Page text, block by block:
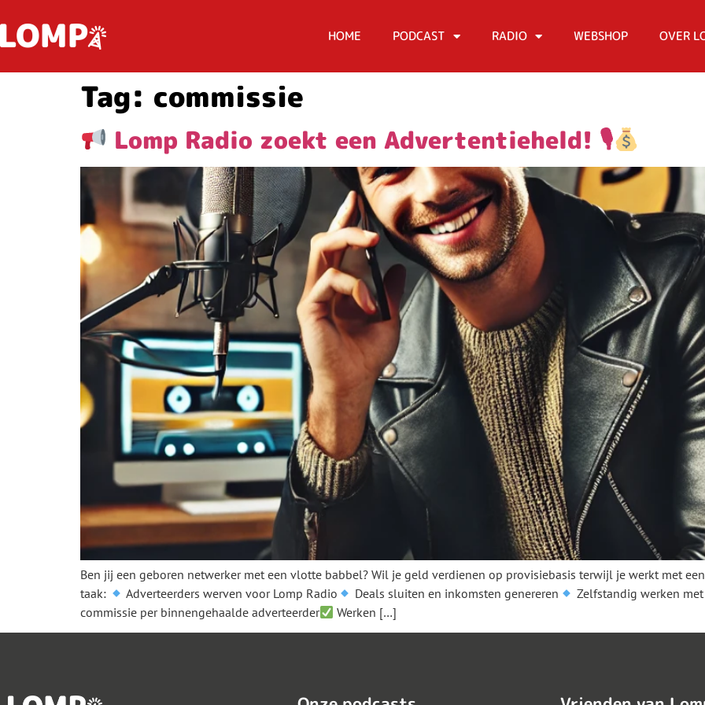
HOME PODCAST RADIO WEBSHOP OVER
Tag: commissie
Lomp Radio zoekt een Advertentieheld! 🎙
Ben jij een geboren netwerker met een vlotte babbel? Wil je geld verdienen op provisiebasis terwijl je werkt met
taak:
Adverteerders werven voor Lomp Radio Deals sluiten en inkomsten genereren
Zelfstandig werken
commissie per binnengehaalde adverteerder
Werken […]